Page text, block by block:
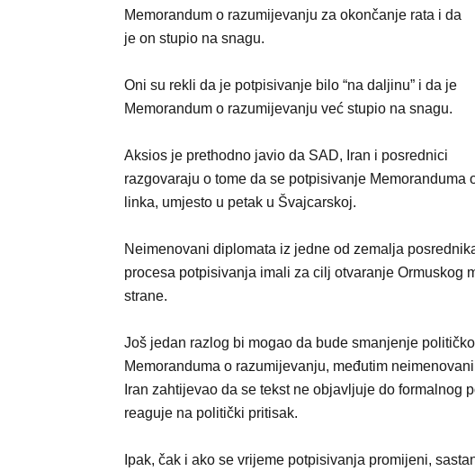
Memorandum o razumijevanju za okončanje rata i da
je on stupio na snagu.
Oni su rekli da je potpisivanje bilo “na daljinu” i da je
Memorandum o razumijevanju već stupio na snagu.
Aksios je prethodno javio da SAD, Iran i posrednici
razgovaraju o tome da se potpisivanje
linka, umjesto u petak u Švajcarskoj.
Neimenovani diplomata iz jedne od zemalja
procesa potpisivanja imali za cilj otvaranje Ormuskog
strane.
Јoš jedan razlog bi mogao da bude smanjenje
Memoranduma o razumijevanju, međutim
Iran zahtijevao da se tekst ne objavljuje do formalnog
reaguje na politički pritisak.
Ipak, čak i ako se vrijeme potpisivanja promijeni,